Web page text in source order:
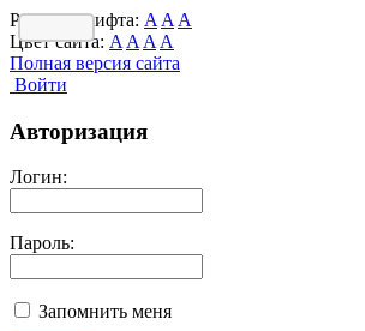
Размер шрифта: A A A
Цвет сайта: A A A A
Полная версия сайта
Войти
Авторизация
Логин:
Пароль:
Запомнить меня